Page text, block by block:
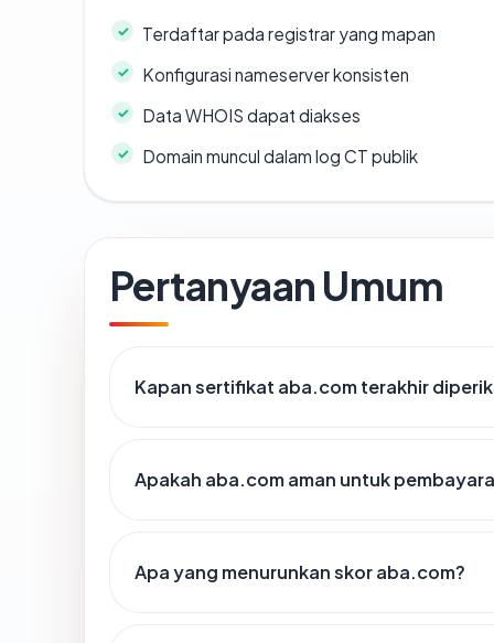
Terdaftar pada registrar yang mapan
Konfigurasi nameserver konsisten
Data WHOIS dapat diakses
Domain muncul dalam log CT publik
Pertanyaan Umum
Kapan sertifikat aba.com terakhir
Apakah aba.com aman untuk
Apa yang menurunkan skor aba.com?